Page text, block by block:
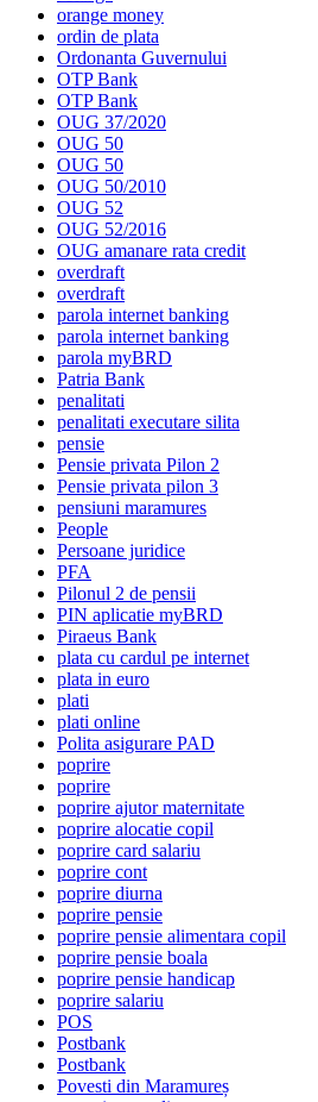
orange money
ordin de plata
Ordonanta Guvernului
OTP Bank
OTP Bank
OUG 37/2020
OUG 50
OUG 50
OUG 50/2010
OUG 52
OUG 52/2016
OUG amanare rata credit
overdraft
overdraft
parola internet banking
parola internet banking
parola myBRD
Patria Bank
penalitati
penalitati executare silita
pensie
Pensie privata Pilon 2
Pensie privata pilon 3
pensiuni maramures
People
Persoane juridice
PFA
Pilonul 2 de pensii
PIN aplicatie myBRD
Piraeus Bank
plata cu cardul pe internet
plata in euro
plati
plati online
Polita asigurare PAD
poprire
poprire
poprire ajutor maternitate
poprire alocatie copil
poprire card salariu
poprire cont
poprire diurna
poprire pensie
poprire pensie alimentara copil
poprire pensie boala
poprire pensie handicap
poprire salariu
POS
Postbank
Postbank
Povesti din Maramureș